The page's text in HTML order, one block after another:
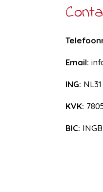
Email:
ING:
KVK:
BIC: